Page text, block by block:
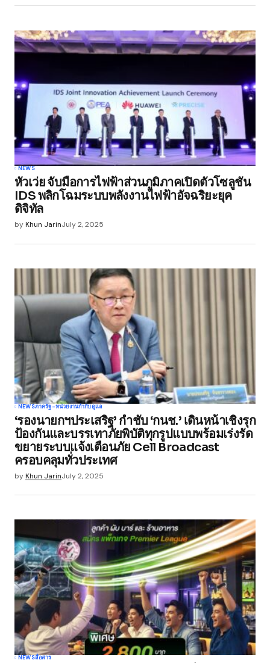
NEWS
หัวเว่ย จับมือการไฟฟ้าส่วนภูมิภาคเปิดตัวโซลูชัน
IDS พลิกโฉมระบบพลังงานไฟฟ้าอัจฉริยะยุค
ดิจิทัล
byKhun JarinJuly 2, 2025
NEWSภาครัฐ-หน่วยงานกำกับดูแล
‘รองนายกฯประเสริฐ’ กำชับ ‘กนช.’ เดินหน้าเชิงรุก
ป้องกันและบรรเทาภัยพิบัติทุกรูปแบบพร้อมเร่งรัด
ขยายระบบแจ้งเตือนภัย Cell Broadcast
ครอบคลุมทั่วประเทศ
byKhun JarinJuly 2, 2025
NEWSสื่อสาร